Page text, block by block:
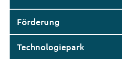
Förderung
Technologiepark